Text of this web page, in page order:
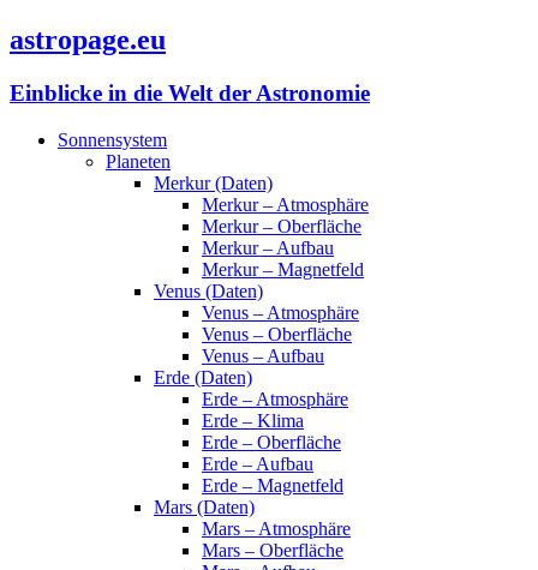
astropage.eu
Einblicke in die Welt der Astronomie
Sonnensystem
Planeten
Merkur (Daten)
Merkur – Atmosphäre
Merkur – Oberfläche
Merkur – Aufbau
Merkur – Magnetfeld
Venus (Daten)
Venus – Atmosphäre
Venus – Oberfläche
Venus – Aufbau
Erde (Daten)
Erde – Atmosphäre
Erde – Klima
Erde – Oberfläche
Erde – Aufbau
Erde – Magnetfeld
Mars (Daten)
Mars – Atmosphäre
Mars – Oberfläche